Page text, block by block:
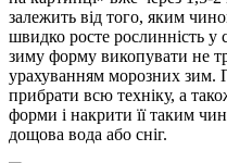
залежить від того, яким
швидко росте рослинність у
зиму форму викопувати не
урахуванням морозних зим.
прибрати всю техніку, а
форми і накрити її таким
дощова вода або сніг.